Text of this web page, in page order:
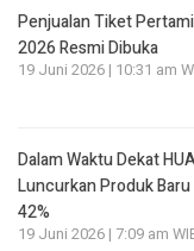
Penjualan Tiket
2026 Resmi Dibuka
19 Juni 2026 | 10:31 am
Dalam Waktu Dekat
Luncurkan Produk
42%
19 Juni 2026 | 7:09 am